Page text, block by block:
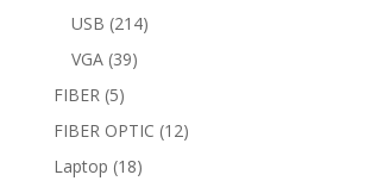
USB 214214
VGA 3939
FIBER 55
products
FIBER OPTIC 1212
Laptop 1818